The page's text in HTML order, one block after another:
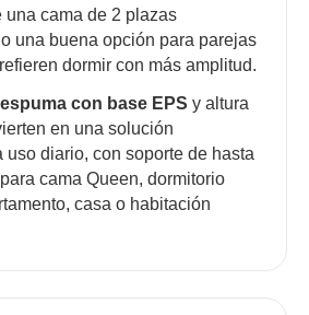
una cama de 2 plazas
una buena opción para parejas
dormir con más amplitud.
espuma con base EPS y altura
en una solución
uso diario, con soporte de hasta
cama Queen, dormitorio
casa o habitación